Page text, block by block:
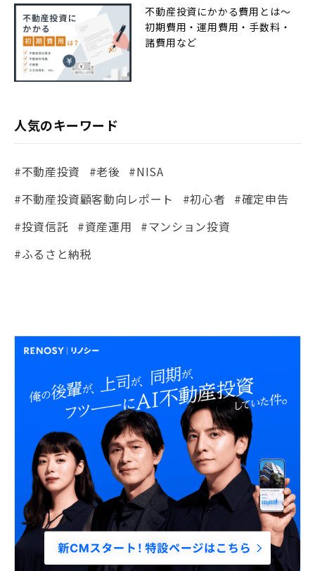
不動産投資にかかる費用とは〜
初期費用・運用費用・手数料・
諸費用など
人気のキーワード
#不動産投資 #老後 #NISA
#不動産投資顧客動向レポート
#初心者
#確定申告
#投資信託
#資産運用
#マンション投資
#ふるさと納税